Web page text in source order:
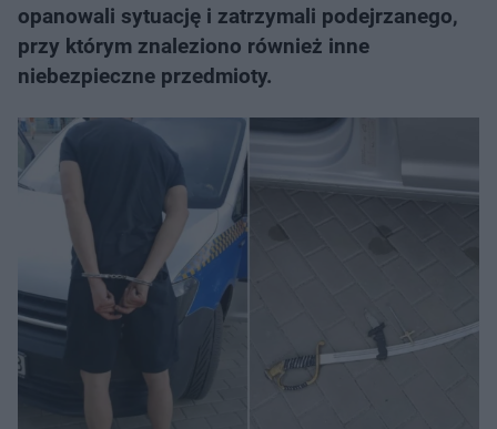
opanowali sytuację i zatrzymali podejrzanego,
przy którym znaleziono również inne
niebezpieczne przedmioty.